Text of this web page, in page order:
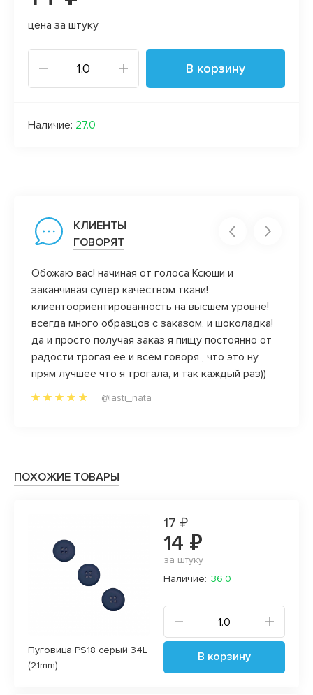
цена за штуку
В корзину
Наличие: 27.0
КЛИЕНТЫ
ГОВОРЯТ
Обожаю вас! начиная от голоса Ксюши и
заканчивая супер качеством ткани!
клиентоориентированность на высшем уровне!
всегда много образцов с заказом, и шоколадка!
да и просто получая заказ я пищу постоянно от
радости трогая ее и всем говоря , что это ну
прям лучшее что я трогала, и так каждый раз))
@lasti_nata
ПОХОЖИЕ ТОВАРЫ
Пуговица PS18 серый 34L
(21mm)
17 ₽
14 ₽
за штуку
Наличие: 36.0
В корзину